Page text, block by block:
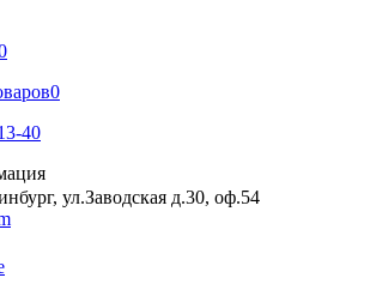
0
40
ул.Заводская д.30, оф.54